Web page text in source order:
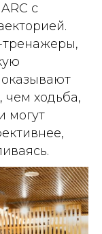
с
тренажеры,
чем ходьба,
могут